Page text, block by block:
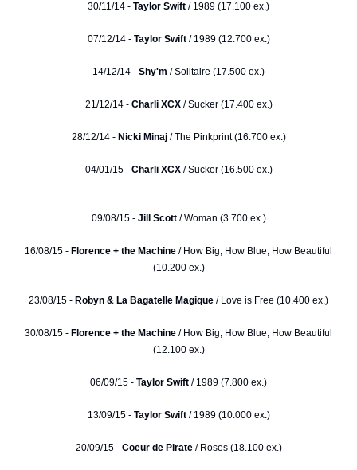
30/11/14 - Taylor Swift / 1989 (17.100 ex.)
07/12/14 - Taylor Swift/ 1989 (12.700 ex.)
14/12/14 - Shy'm / Solitaire (17.500 ex.)
21/12/14 - Charli XCX/ Sucker (17.400 ex.)
28/12/14 -Nicki Minaj/ The Pinkprint (16.700 ex.)
04/01/15 - Charli XCX/ Sucker (16.500 ex.)
09/08/15 - Jill Scott / Woman (3.700 ex.)
16/08/15 - Florence + the Machine / How Big, How Blue, How Beautiful
(10.200 ex.)
23/08/15 - Robyn & La Bagatelle Magique / Love is Free (10.400 ex.)
30/08/15 - Florence + the Machine / How Big, How Blue, How Beautiful
(12.100 ex.)
06/09/15 - Taylor Swift / 1989 (7.800 ex.)
13/09/15 - Taylor Swift / 1989 (10.000 ex.)
20/09/15 - Coeur de Pirate/ Roses (18.100 ex.)